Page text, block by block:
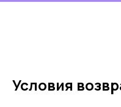
Условия